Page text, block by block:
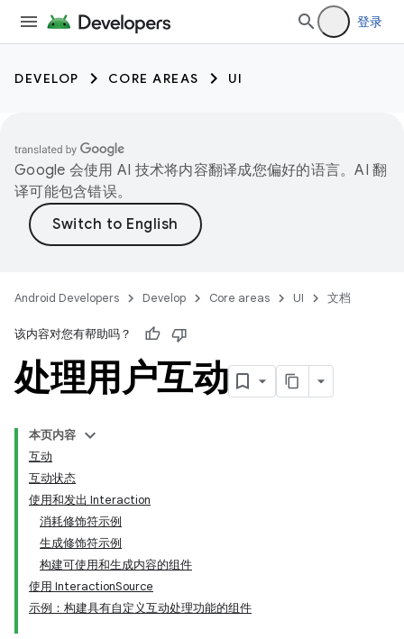
登录
DEVELOP CORE AREAS UI
Google 会使用 AI 技术将内容翻译成您偏好的语言。AI 翻
译可能包含错误。
Android Developers Develop Core areas UI 文档
该内容对您有帮助吗？
处理用户互动
本页内容
互动
互动状态
使用和发出 Interaction
消耗修饰符示例
生成修饰符示例
构建可使用和生成内容的组件
使用 InteractionSource
示例：构建具有自定义互动处理功能的组件